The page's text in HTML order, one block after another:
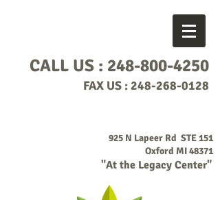
CALL US : 248-800-4250
FAX US :248-268-0128
925 N Lapeer Rd STE 151
Oxford MI 48371
"At the Legacy Center"